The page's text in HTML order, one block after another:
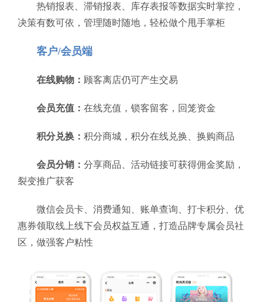
热销报表、滞销报表、库存表报等数据实时掌控，
决策有数可依，管理随时随地，轻松做个甩手掌柜
客户/会员端
在线购物： 顾客离店仍可产生交易
会员充值： 在线充值，锁客留客，回笼资金
积分兑换： 积分商城，积分在线兑换、换购商品
会员分销： 分享商品、活动链接可获得佣金奖励，
裂变推广获客
微信会员卡、消费通知、账单查询、打卡积分、优
惠券领取线上线下会员权益互通，打造品牌专属会员社
区，做强客户粘性